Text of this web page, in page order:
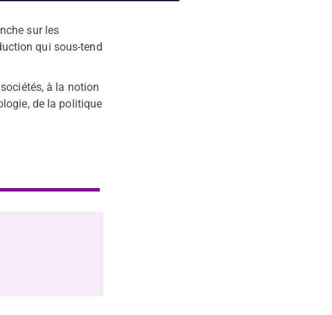
sur les
qui sous-tend
à la notion
de la politique